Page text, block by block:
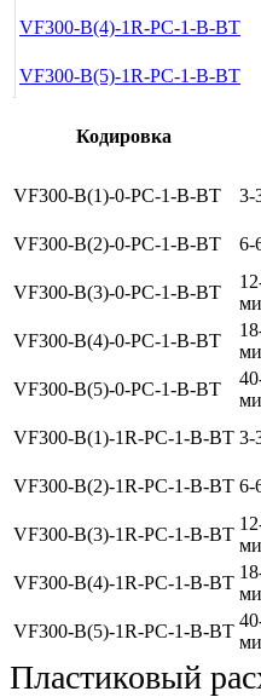
VF300-B(4)-1R-PC-1-B-BT
VF300-B(5)-1R-PC-1-B-BT
Кодировка
VF300-B(1)-0-PC-1-B-BT 3-
VF300-B(2)-0-PC-1-B-BT
6-
VF300-B(3)-0-PC-1-B-BT
VF300-B(4)-0-PC-1-B-BT
VF300-B(5)-0-PC-1-B-BT
VF300-B(1)-1R-PC-1-B-BT 3-
VF300-B(2)-1R-PC-1-B-BT 6-
VF300-B(3)-1R-PC-1-B-BT
VF300-B(4)-1R-PC-1-B-BT
VF300-B(5)-1R-PC-1-B-BT
Пластиковый